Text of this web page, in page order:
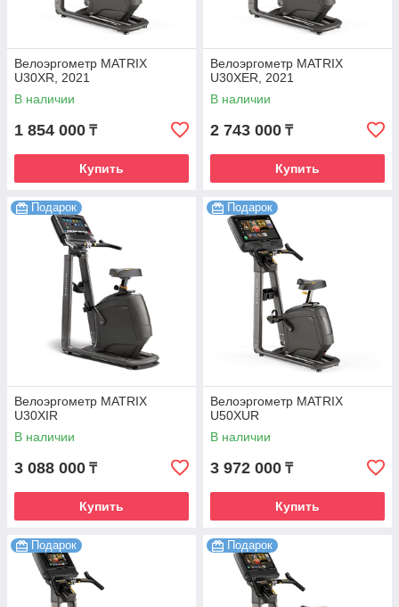
Велоэргометр MATRIX
U30XR, 2021
В наличии
1 854 000 ₸
Купить
Велоэргометр MATRIX
U30XER, 2021
В наличии
2 743 000 ₸
Купить
Подарок
Велоэргометр MATRIX
U30XIR
В наличии
3 088 000 ₸
Купить
Подарок
Велоэргометр MATRIX
U50XUR
В наличии
3 972 000 ₸
Купить
Подарок Подарок